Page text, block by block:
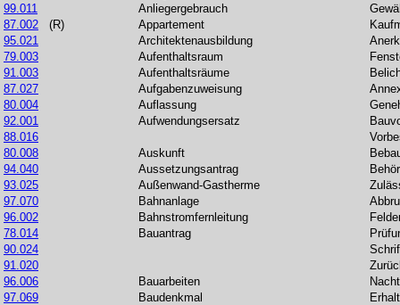
99.011
Anliegergebrauch
87.002
(R) Appartement
95.021
Architektenausbildung
79.003
Aufenthaltsraum
91.003
Aufenthaltsräume
87.027
Aufgabenzuweisung
80.004
Auflassung
92.001
Aufwendungsersatz
88.016
80.008
Auskunft
94.040
Aussetzungsantrag
93.025
Außenwand-Gastherme
97.070
Bahnanlage
96.002
Bahnstromfernleitung
78.014
Bauantrag
90.024
91.020
96.006
Bauarbeiten
97.069
Baudenkmal